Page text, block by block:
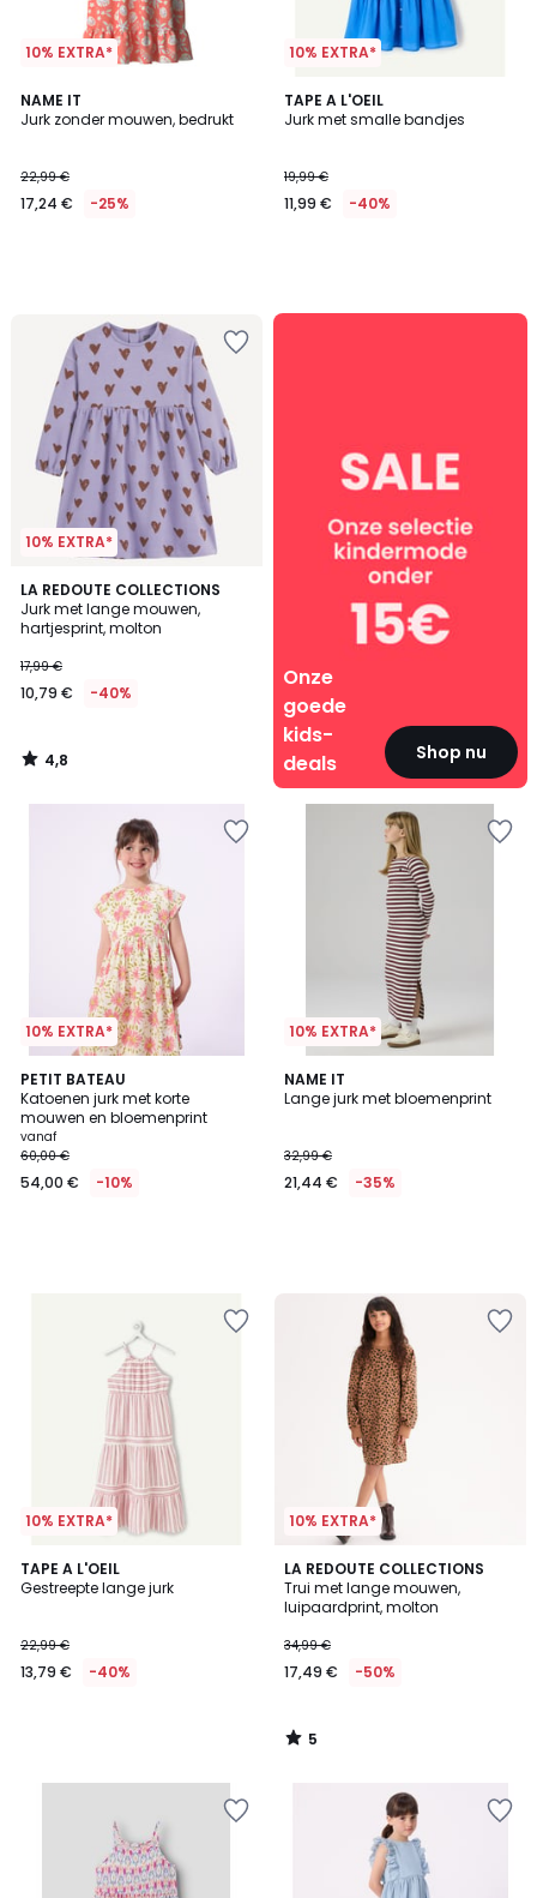
10% EXTRA*
NAME IT
Jurk zonder mouwen, bedrukt
22,99 €
17,24 € -25%
10% EXTRA*
TAPE A L'OEIL
Jurk met smalle bandjes
19,99 €
11,99 € -40%
10% EXTRA*
LA REDOUTE COLLECTIONS
Jurk met lange mouwen,
hartjesprint, molton
17,99 €
10,79 € -40%
4,8
/ 5
4,8
/
Onze
goede
kids-
deals
Shop nu
Onze
10% EXTRA*
PETIT BATEAU
Katoenen jurk met korte
mouwen en bloemenprint
vanaf
60,00 €
54,00 € -10%
10% EXTRA*
NAME IT
Lange jurk met bloemenprint
32,99 €
21,44 € -35%
10% EXTRA*
TAPE A L'OEIL
Gestreepte lange jurk
22,99 €
13,79 € -40%
10% EXTRA*
LA REDOUTE COLLECTIONS
Trui met lange mouwen,
luipaardprint, molton
34,99 €
17,49 € -50%
5
/
5
5
/